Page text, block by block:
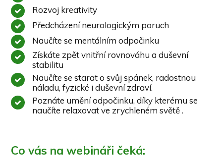
Rozvoj kreativity
Předcházení neurologickým poruch
Naučíte se mentálním odpočinku
Získáte zpět vnitřní rovnováhu a duševní
stabilitu
Naučíte se starat o svůj spánek, radostnou
náladu, fyzické i duševní zdraví.
Poznáte umění odpočinku, díky kterému se
naučíte relaxovat ve zrychleném světě .
Co vás na webináři čeká: